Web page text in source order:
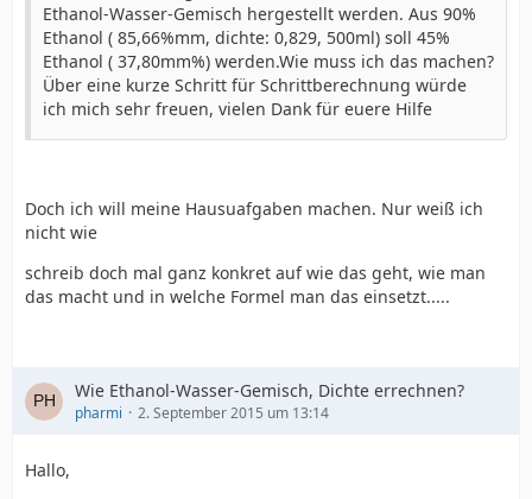
Ethanol-Wasser-Gemisch hergestellt werden. Aus 90%
Ethanol ( 85,66%mm, dichte: 0,829, 500ml) soll 45%
Ethanol ( 37,80mm%) werden.Wie muss ich das machen?
Über eine kurze Schritt für Schrittberechnung würde
ich mich sehr freuen, vielen Dank für euere Hilfe
Doch ich will meine Hausuafgaben machen. Nur weiß ich
nicht wie
schreib doch mal ganz konkret auf wie das geht, wie man
das macht und in welche Formel man das einsetzt.....
Wie Ethanol-Wasser-Gemisch, Dichte errechnen?
pharmi 2. September 2015 um 13:14
Hallo,